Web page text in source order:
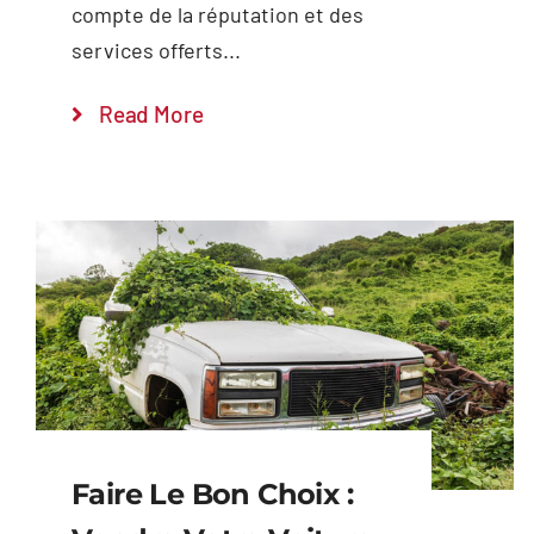
compte de la réputation et des
services offerts...
Read More
Faire Le Bon Choix :